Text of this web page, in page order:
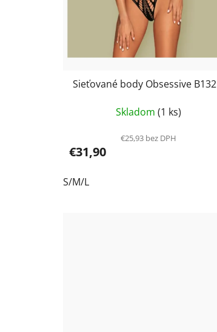
Sieťované body Obsessive B132
Skladom(1 ks)
€25,93 bez DPH
€31,90
S/M/L